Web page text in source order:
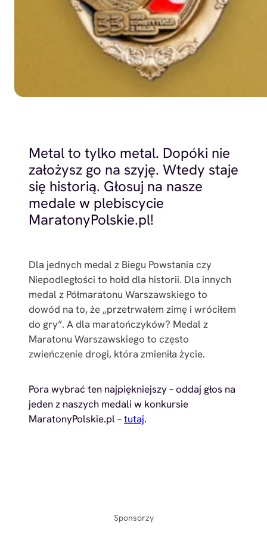
Metal to tylko metal. Dopóki nie
założysz go na szyję. Wtedy staje
się historią. Głosuj na nasze
medale w plebiscycie
MaratonyPolskie.pl!
Dla jednych medal z Biegu Powstania czy
Niepodległości to hołd dla historii. Dla innych
medal z Półmaratonu Warszawskiego to
dowód na to, że „przetrwałem zimę i wróciłem
do gry”. A dla maratończyków? Medal z
Maratonu Warszawskiego to często
zwieńczenie drogi, która zmieniła życie.
Pora wybrać ten najpiękniejszy – oddaj głos na
jeden z naszych medali w konkursie
MaratonyPolskie.pl –tutaj.
Sponsorzy